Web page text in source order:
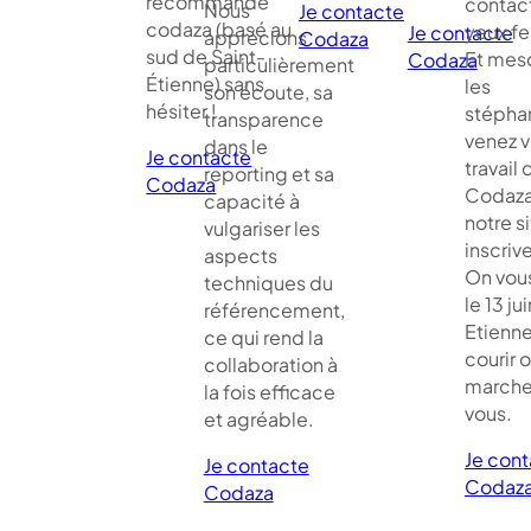
codaza (basé au
sud de Saint-
Étienne) sans
hésiter !
Je contacte
Codaza
Nous
apprécions
particulièrement
son écoute, sa
transparence
dans le
reporting et sa
capacité à
vulgariser les
aspects
techniques du
référencement,
ce qui rend la
collaboration à
la fois efficace
et agréable.
Je contacte
Codaza
Je contacte
Codaza
Je contacte
Codaza
yeux
Et
les
venez
travail
notre
On
le 13
courir
vous.
Je